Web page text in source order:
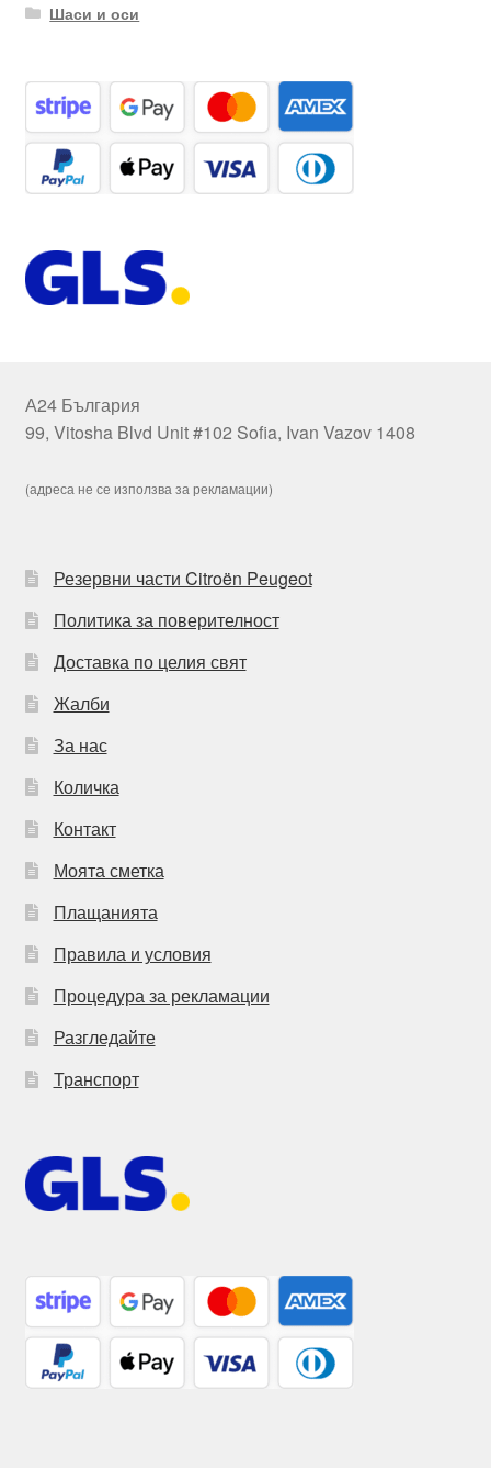
Шаси и оси
А24 България
99, Vitosha Blvd Unit #102 Sofia, Ivan Vazov 1408
(адреса не се използва за рекламации)
Резервни части Citroën Peugeot
Политика за поверителност
Доставка по целия свят
Жалби
За нас
Количка
Контакт
Моята сметка
Плащанията
Правила и условия
Процедура за рекламации
Разгледайте
Транспорт